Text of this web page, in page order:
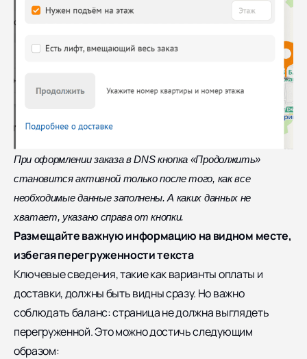
При оформлении заказа в DNS кнопка «Продолжить»
становится активной только после того, как все
необходимые данные заполнены. А каких данных не
хватает, указано справа от кнопки.
Размещайте важную информацию на видном месте,
избегая перегруженности текста
Ключевые сведения, такие как варианты оплаты и
доставки, должны быть видны сразу. Но важно
соблюдать баланс: страница не должна выглядеть
перегруженной. Это можно достичь следующим
образом: